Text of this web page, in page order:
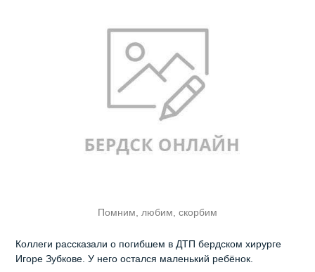
Помним, любим, скорбим
Коллеги рассказали о погибшем в ДТП бердском хирурге
Игоре Зубкове. У него остался маленький ребёнок.